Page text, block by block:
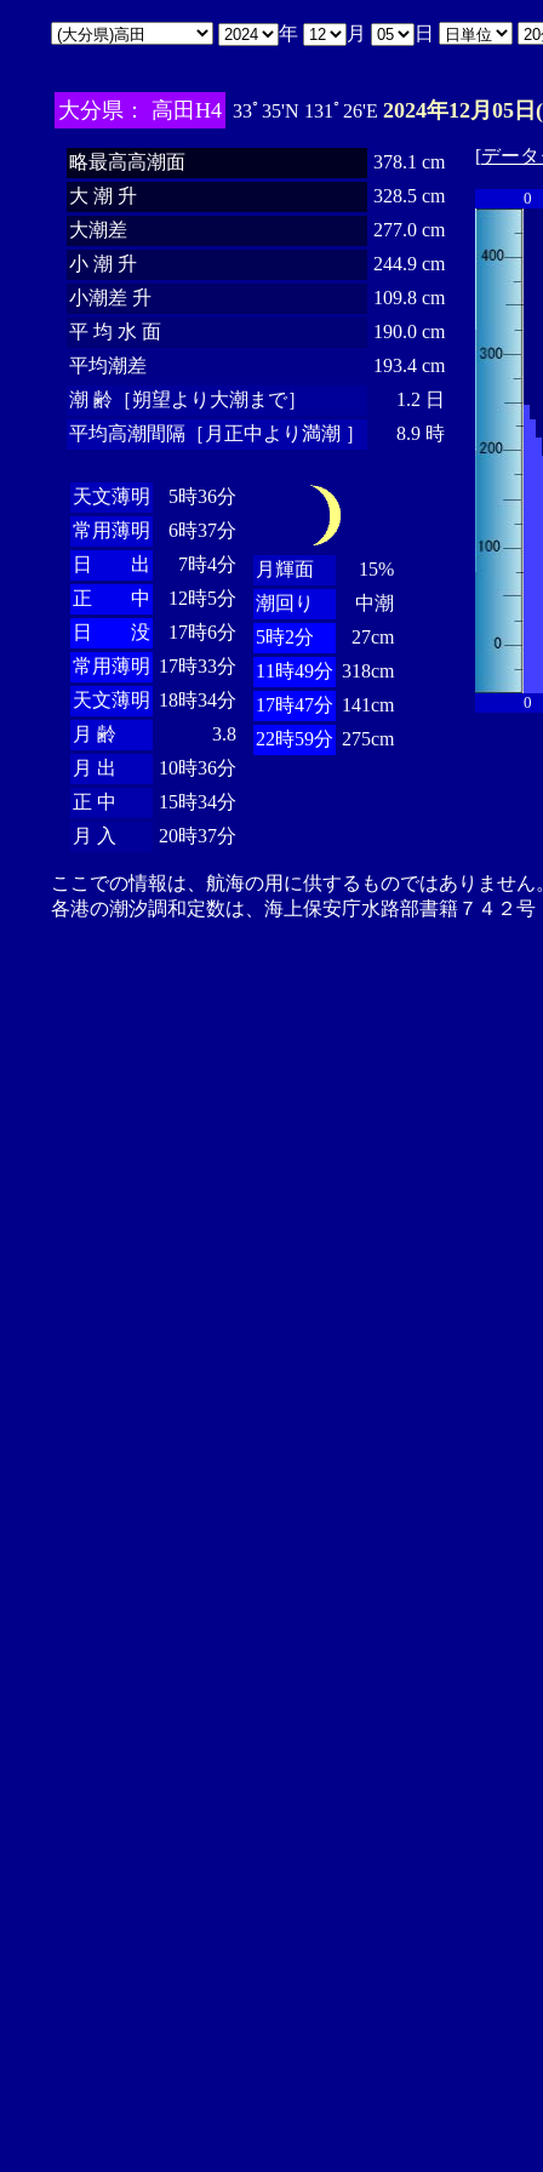
年 月 日
大分県： 高田H4 33ﾟ35'N 131ﾟ26'E 2024年12月05日
略最高高潮面
378.1 cm
大 潮 升
328.5 cm
大潮差
277.0 cm
小 潮 升
244.9 cm
小潮差 升
109.8 cm
平 均 水 面
190.0 cm
平均潮差
193.4 cm
潮 齢［朔望より大潮まで］
1.2 日
平均高潮間隔［月正中より満潮 ］
8.9 時
天文薄明
5時36分
常用薄明
6時37分
日 出
7時4分
正 中
12時5分
日 没
17時6分
常用薄明 17時33分
天文薄明 18時34分
月 齢
3.8
月 出
10時36分
正 中
15時34分
月 入
20時37分
月輝面
15%
潮回り
中潮
5時2分
27cm
11時49分 318cm
17時47分 141cm
22時59分 275cm
[デー
0
0
ここでの情報は、航海の用に供するものではありませ
各港の潮汐調和定数は、海上保安庁水路部書籍７４２